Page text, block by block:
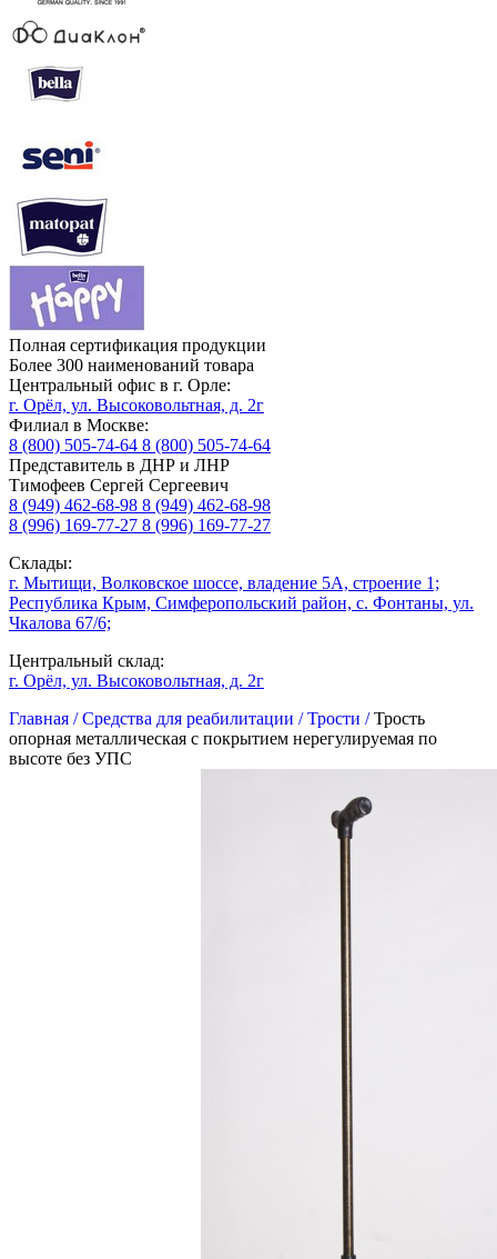
Полная сертификация продукции
Более 300 наименований товара
Центральный офис в г. Орле:
г. Орёл, ул. Высоковольтная, д. 2г
Филиал в Москве:
8 (800) 505-74-64 8 (800) 505-74-64
Представитель в ДНР и ЛНР
Тимофеев Сергей Сергеевич
8 (949) 462-68-98 8 (949) 462-68-98
8 (996) 169-77-27 8 (996) 169-77-27
Склады:
г. Мытищи, Волковское шоссе, владение 5А, строение 1;
Республика Крым, Симферопольский район, с. Фонтаны, ул.
Чкалова 67/6;
Центральный склад:
г. Орёл, ул. Высоковольтная, д. 2г
Главная /Средства для реабилитации /Трости /Трость
опорная металлическая c покрытием нерегулируемая по
высоте без УПС